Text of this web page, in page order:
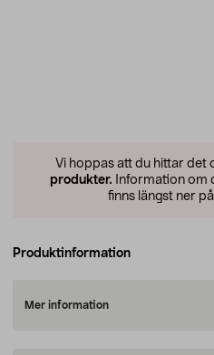
Vi hoppas att du hittar det
produkter. Information om
finns längst ner
Produktinformation
Mer information